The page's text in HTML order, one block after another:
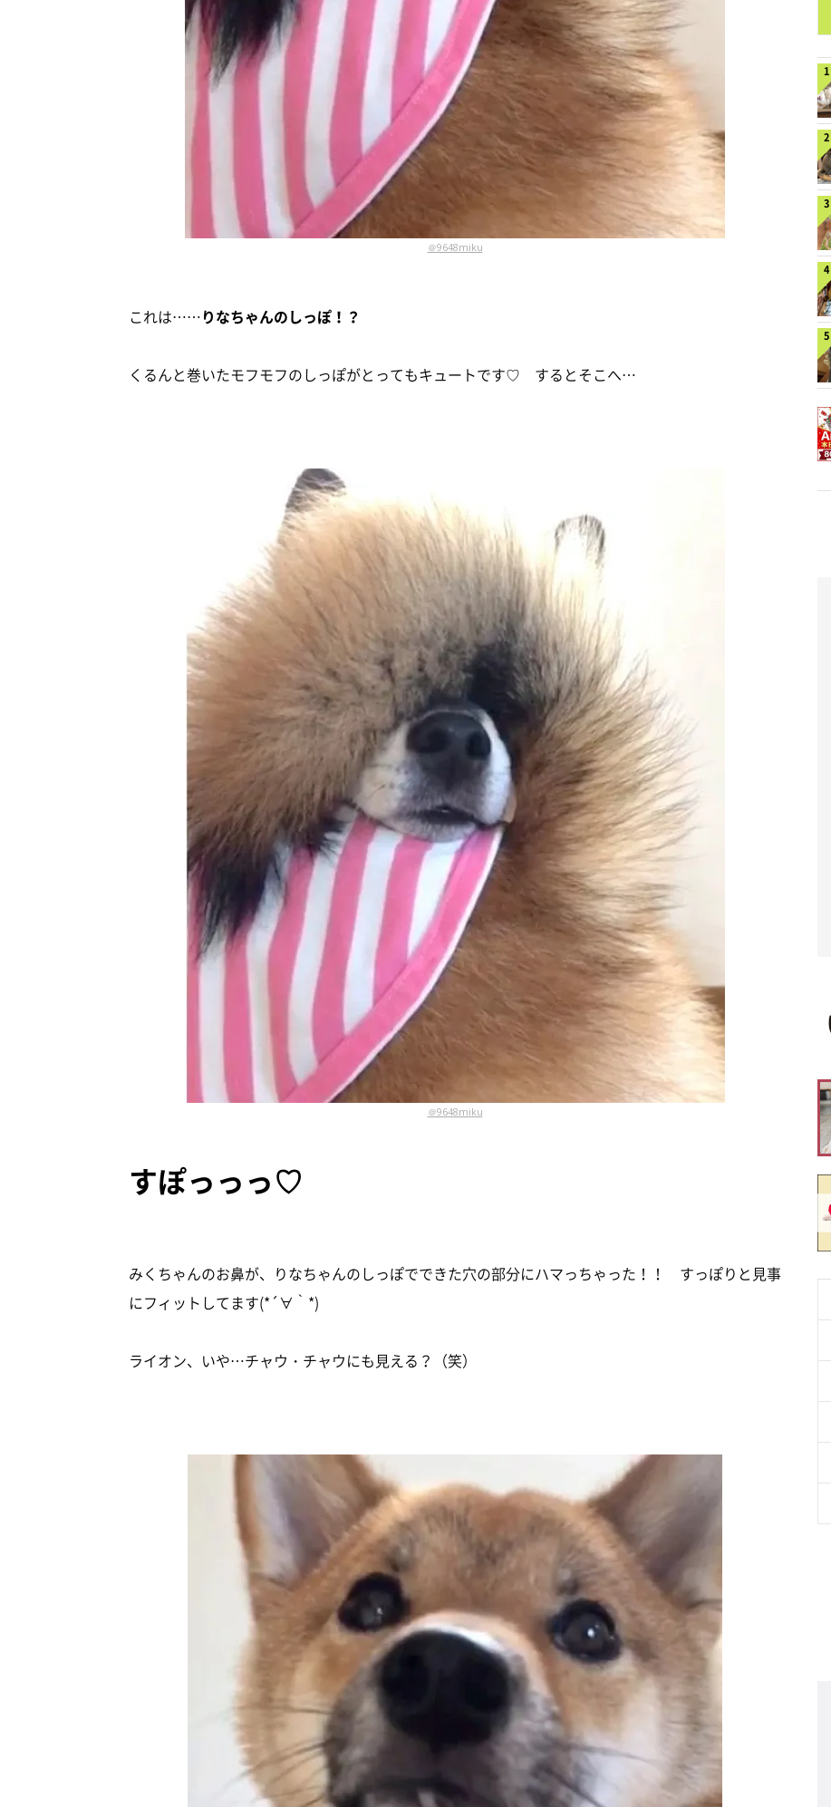
＠9648miku
これは……りなちゃんのしっぽ！？
くるんと巻いたモフモフのしっぽがとってもキュートです♡ するとそこへ…
＠9648miku
すぽっっっ♡
みくちゃんのお鼻が、りなちゃんのしっぽでできた穴の部分にハマっちゃった！！ すっぽりと見事
にフィットしてます(*´∀｀*)
ライオン、いや…チャウ・チャウにも見える？（笑）